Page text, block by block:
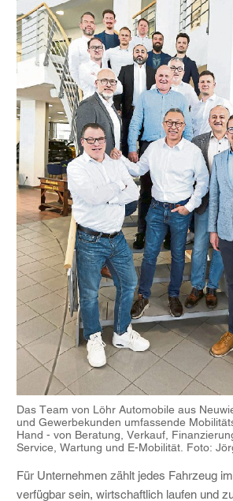
Das Team von Löhr Automobile aus
und Gewerbekunden umfassende
Hand - von Beratung, Verkauf,
Service, Wartung und E-Mobilität. Foto:
Für Unternehmen zählt jedes Fahrzeug
verfügbar sein, wirtschaftlich laufen und